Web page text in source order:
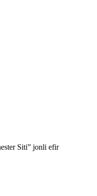
Siti” jonli efir